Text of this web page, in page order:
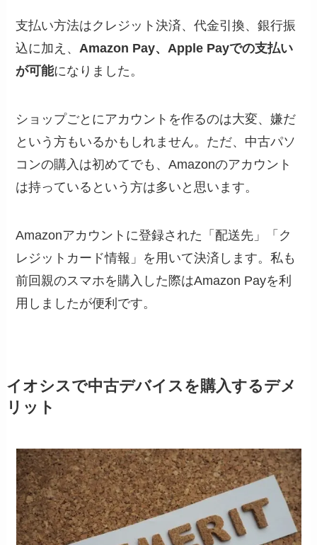
支払い方法はクレジット決済、代金引換、銀行振
込に加え、Amazon Pay、Apple Payでの支払い
が可能になりました。
ショップごとにアカウントを作るのは大変、嫌だ
という方もいるかもしれません。ただ、中古パソ
コンの購入は初めてでも、Amazonのアカウント
は持っているという方は多いと思います。
Amazonアカウントに登録された「配送先」「ク
レジットカード情報」を用いて決済します。私も
前回親のスマホを購入した際はAmazon Payを利
用しましたが便利です。
イオシスで中古デバイスを購入するデメ
リット